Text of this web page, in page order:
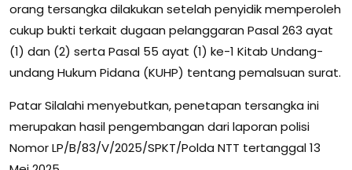
orang tersangka dilakukan setelah penyidik memperoleh
cukup bukti terkait dugaan pelanggaran Pasal 263 ayat
(1) dan (2) serta Pasal 55 ayat (1) ke-1 Kitab Undang-
undang Hukum Pidana (KUHP) tentang pemalsuan surat.
Patar Silalahi menyebutkan, penetapan tersangka ini
merupakan hasil pengembangan dari laporan polisi
Nomor LP/B/83/V/2025/SPKT/Polda NTT tertanggal 13